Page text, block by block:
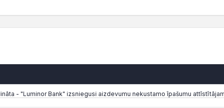
- "Luminor Bank" izsniegusi aizdevumu nekustamo īpašumu